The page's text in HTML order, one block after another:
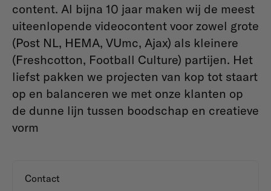
content. Al bijna 10 jaar maken wij de meest
uiteenlopende videocontent voor zowel grote
(Post NL, HEMA, VUmc, Ajax) als kleinere
(Freshcotton, Football Culture) partijen. Het
liefst pakken we projecten van kop tot staart
op en balanceren we met onze klanten op
de dunne lijn tussen boodschap en creatieve
vorm
Contact